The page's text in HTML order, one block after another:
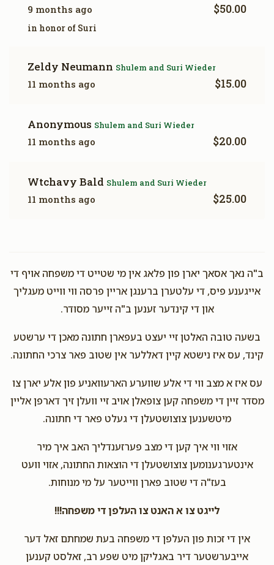
9 months ago $50.00
in honor of Suri
Zeldy Neumann Shulem and Suri Wieder
11 months ago $15.00
Anonymous Shulem and Suri Wieder
11 months ago $20.00
Wtchavy Bald Shulem and Suri Wieder
11 months ago $25.00
ב"ה נאך אסאך יארן פון פלאג אין מי שטייט די משפחה אויף די
אייגענע פיס, די עלטערן ברענגן אריין פרסה ווי ווייט מעגליך
און די קינדער זענען ב"ה זייער מסודר.
בשעה טובה האלטן זיי יעצט בעפארן חתונה מאכן די ערשטע
קינד, עס איז נישטא קיין דאללער אין שטוב פאר צרכי החתונה.
עס איז א מצב ווי די אלע שווערע הארעוואניע פון אלע יארן צו
מסדר זיין די משפחה קען צופאלן אויב זיי וועלן זיך דארפן אליין
מיטשענען צוצושטעלן די געלט פאר די חתונה.
אזוי ווי איך קען די מצב פערזענדליך האב איך מיר
אינטערגענומען צוצושטעלן די הוצאות החתונה, אזוי וועט
בעז"ה די שטוב פארן ווייטער על מי מנוחות.
לייגט צו א האנט צו העלפן די משפחה!!!
אין די זכות פון העלפן די משפחה בעת שמחתם זאל דער
אייבערשטער דיר באגליקן מיט שפע רב, זאלסט קענען